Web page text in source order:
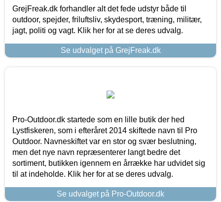
GrejFreak.dk forhandler alt det fede udstyr både til
outdoor, spejder, friluftsliv, skydesport, træning, militær,
jagt, politi og vagt. Klik her for at se deres udvalg.
Se udvalget på GrejFreak.dk
Pro-Outdoor.dk startede som en lille butik der hed
Lystfiskeren, som i efteråret 2014 skiftede navn til Pro
Outdoor. Navneskiftet var en stor og svær beslutning,
men det nye navn repræsenterer langt bedre det
sortiment, butikken igennem en årrække har udvidet sig
til at indeholde. Klik her for at se deres udvalg.
Se udvalget på Pro-Outdoor.dk